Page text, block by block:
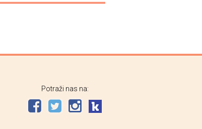
Potraži nas na: